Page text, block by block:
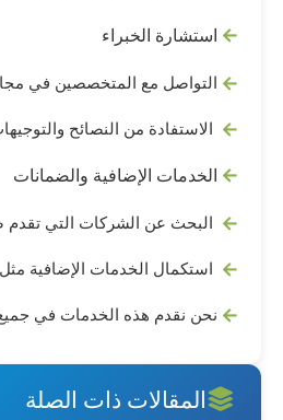
استشارة الخبراء
الخدمات الإضافية والضمانات
المقالات ذات الصلة